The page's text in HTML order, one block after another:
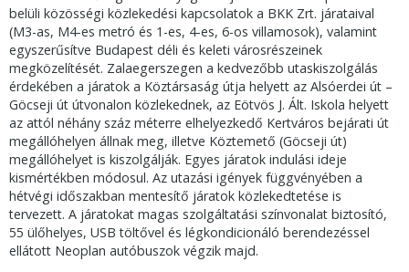
belüli közösségi közlekedési kapcsolatok a BKK Zrt. járataival
(M3-as, M4-es metró és 1-es, 4-es, 6-os villamosok), valamint
egyszerűsítve Budapest déli és keleti városrészeinek
megközelítését. Zalaegerszegen a kedvezőbb utaskiszolgálás
érdekében a járatok a Köztársaság útja helyett az Alsóerdei út –
Göcseji út útvonalon közlekednek, az Eötvös J. Ált. Iskola helyett
az attól néhány száz méterre elhelyezkedő Kertváros bejárati út
megállóhelyen állnak meg, illetve Köztemető (Göcseji út)
megállóhelyet is kiszolgálják. Egyes járatok indulási ideje
kismértékben módosul. Az utazási igények függvényében a
hétvégi időszakban mentesítő járatok közlekedtetése is
tervezett. A járatokat magas szolgáltatási színvonalat biztosító,
55 ülőhelyes, USB töltővel és légkondicionáló berendezéssel
ellátott Neoplan autóbuszok végzik majd.